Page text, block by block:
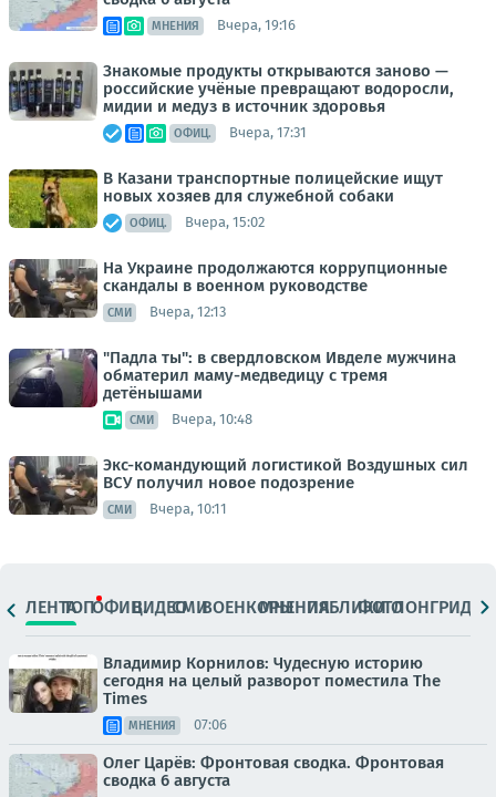
МНЕНИЯ Вчера, 19:16
Знакомые продукты открываются заново —
российские учёные превращают водоросли,
мидии и медуз в источник здоровья
ОФИЦ. Вчера, 17:31
В Казани транспортные полицейские ищут
новых хозяев для служебной собаки
ОФИЦ. Вчера, 15:02
На Украине продолжаются коррупционные
скандалы в военном руководстве
СМИ Вчера, 12:13
"Падла ты": в свердловском Ивделе мужчина
обматерил маму-медведицу с тремя
детёнышами
СМИ Вчера, 10:48
Экс-командующий логистикой Воздушных сил
ВСУ получил новое подозрение
СМИ Вчера, 10:11
ЛЕНТАТОПОФИЦ.ВИДЕОСМИВОЕНКОРЫМНЕНИЯПАБЛИКИ
ФОТОЛОНГРИДЫ
Владимир Корнилов: Чудесную историю
сегодня на целый разворот поместила The
Times
МНЕНИЯ 07:06
Олег Царёв: Фронтовая сводка. Фронтовая
сводка 6 августа